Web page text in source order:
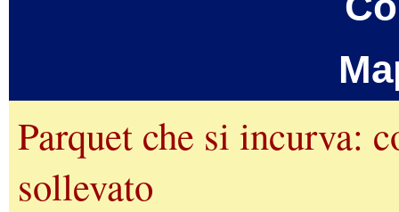
Parquet che si incurva:
sollevato